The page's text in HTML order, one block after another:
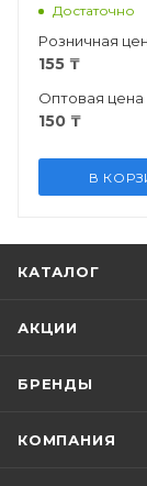
Достаточно
Розничная
155 ₸
Оптовая цена
150 ₸
В
КАТАЛОГ
АКЦИИ
БРЕНДЫ
КОМПАНИЯ